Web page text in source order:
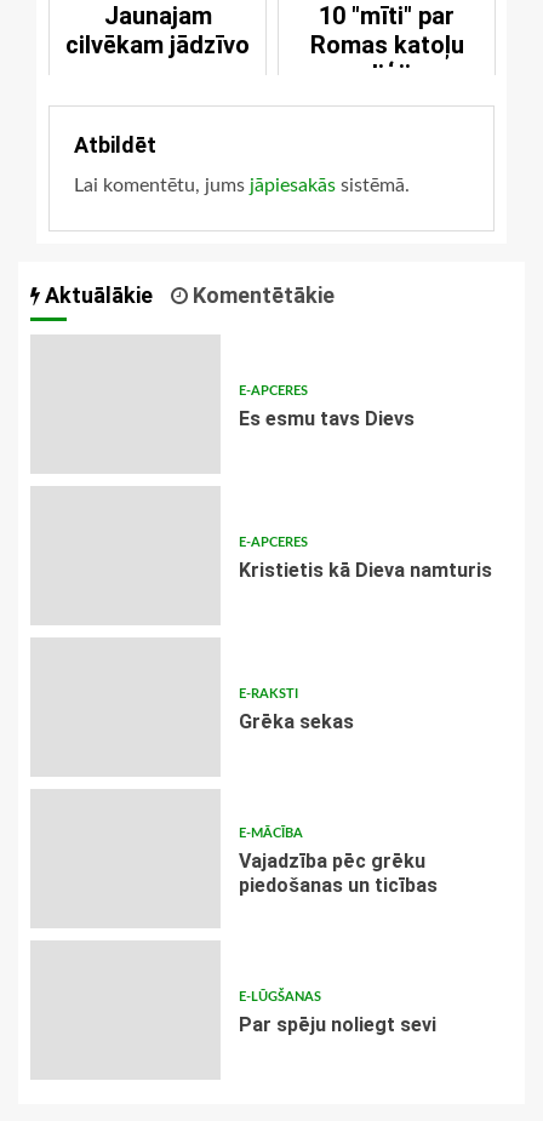
Jaunajam
cilvēkam jādzīvo
10 "mīti" par
Romas katoļu
reliģiju
Atbildēt
Lai komentētu, jums jāpiesakās sistēmā.
Aktuālākie Komentētākie
E-APCERES
Es esmu tavs Dievs
E-APCERES
Kristietis kā Dieva namturis
E-RAKSTI
Grēka sekas
E-MĀCĪBA
Vajadzība pēc grēku
piedošanas un ticības
E-LŪGŠANAS
Par spēju noliegt sevi